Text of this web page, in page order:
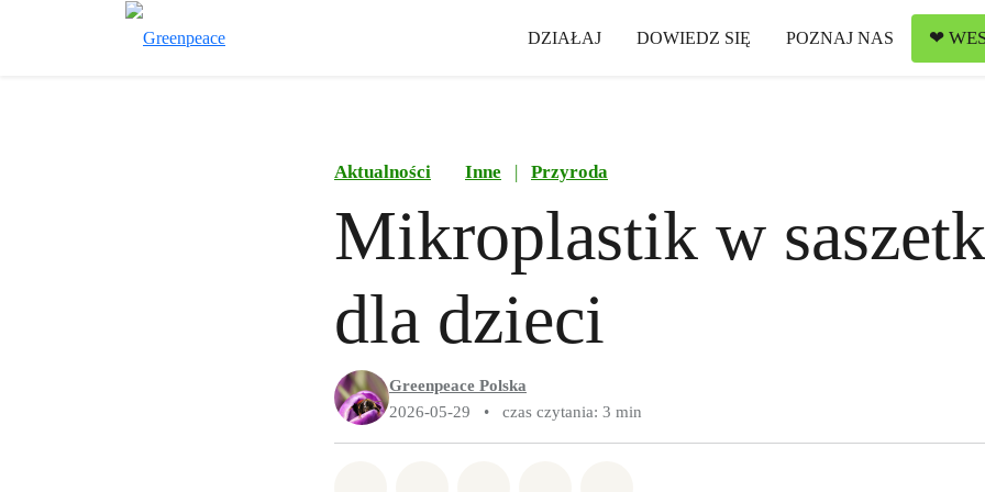
DZIAŁAJ DOWIEDZ SIĘ POZNAJ NAS ❤
Aktualności Inne | Przyroda
Mikroplastik w
dla dzieci
Greenpeace Polska
2026-05-29
• czas czytania: 3 min